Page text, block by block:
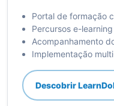
Portal de formação
Percursos e-
Acompanhamento
Implementação
Descobrir